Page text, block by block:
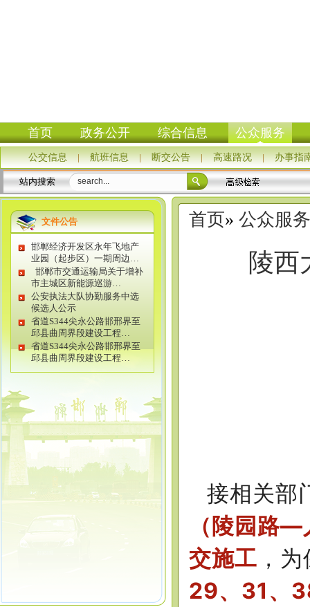
首页 政务公开 综合信息 公众服务
公交信息 | 航班信息 | 断交公告 | 高速路况 | 办事指
站内搜索
文件公告
邯郸经济开发区永年飞地产
业园（起步区）一期周边…
邯郸市交通运输局关于增补
市主城区新能源巡游…
公安执法大队协勤服务中选
候选人公示
省道S344尖永公路邯邢界至
邱县曲周界段建设工程…
省道S344尖永公路邯邢界至
邱县曲周界段建设工程…
首页» 公众服务
陵西
接相关部
（陵园路
交施工 ，
29、31、